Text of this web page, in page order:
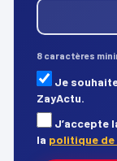
8 caractères
Je
ZayActu.
J’accepte
la politique